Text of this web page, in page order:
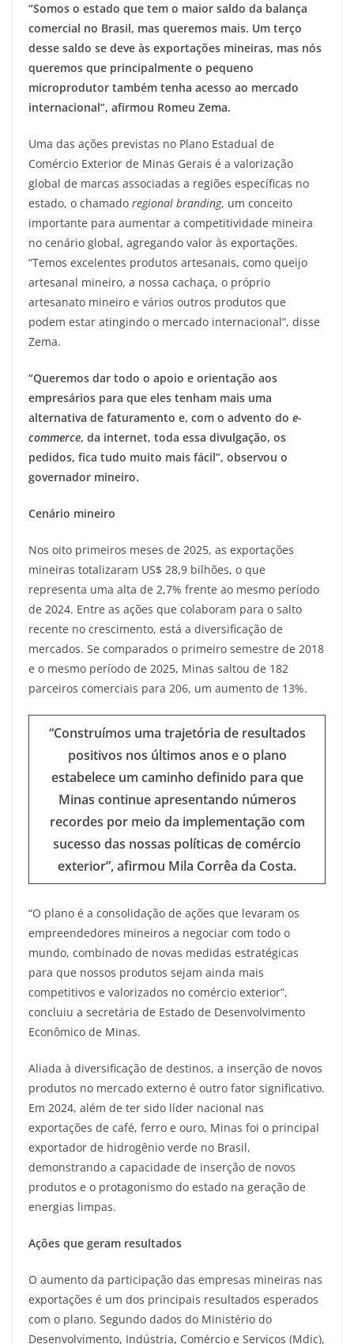
“Somos o estado que tem o maior saldo da balança
comercial no Brasil, mas queremos mais. Um terço
desse saldo se deve às exportações mineiras, mas nós
queremos que principalmente o pequeno
microprodutor também tenha acesso ao mercado
internacional”, afirmou Romeu Zema.
Uma das ações previstas no Plano Estadual de
Comércio Exterior de Minas Gerais é a valorização
global de marcas associadas a regiões específicas no
estado, o chamado regional branding, um conceito
importante para aumentar a competitividade mineira
no cenário global, agregando valor às exportações.
“Temos excelentes produtos artesanais, como queijo
artesanal mineiro, a nossa cachaça, o próprio
artesanato mineiro e vários outros produtos que
podem estar atingindo o mercado internacional”, disse
Zema.
“Queremos dar todo o apoio e orientação aos
empresários para que eles tenham mais uma
alternativa de faturamento e, com o advento do e-
commerce, da internet, toda essa divulgação, os
pedidos, fica tudo muito mais fácil”, observou o
governador mineiro.
Cenário mineiro
Nos oito primeiros meses de 2025, as exportações
mineiras totalizaram US$ 28,9 bilhões, o que
representa uma alta de 2,7% frente ao mesmo período
de 2024. Entre as ações que colaboram para o salto
recente no crescimento, está a diversificação de
mercados. Se comparados o primeiro semestre de 2018
e o mesmo período de 2025, Minas saltou de 182
parceiros comerciais para 206, um aumento de 13%.
“Construímos uma trajetória de resultados
positivos nos últimos anos e o plano
estabelece um caminho definido para que
Minas continue apresentando números
recordes por meio da implementação com
sucesso das nossas políticas de comércio
exterior”, afirmou Mila Corrêa da Costa.
“O plano é a consolidação de ações que levaram os
empreendedores mineiros a negociar com todo o
mundo, combinado de novas medidas estratégicas
para que nossos produtos sejam ainda mais
competitivos e valorizados no comércio exterior”,
concluiu a secretária de Estado de Desenvolvimento
Econômico de Minas.
Aliada à diversificação de destinos, a inserção de novos
produtos no mercado externo é outro fator significativo.
Em 2024, além de ter sido líder nacional nas
exportações de café, ferro e ouro, Minas foi o principal
exportador de hidrogênio verde no Brasil,
demonstrando a capacidade de inserção de novos
produtos e o protagonismo do estado na geração de
energias limpas.
Ações que geram resultados
O aumento da participação das empresas mineiras nas
exportações é um dos principais resultados esperados
com o plano. Segundo dados do Ministério do
Desenvolvimento, Indústria, Comércio e Serviços (Mdic),